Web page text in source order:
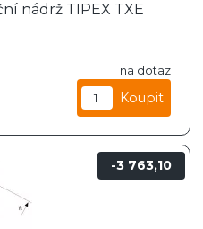
nádrž TIPEX TXE
na dotaz
3 763,10